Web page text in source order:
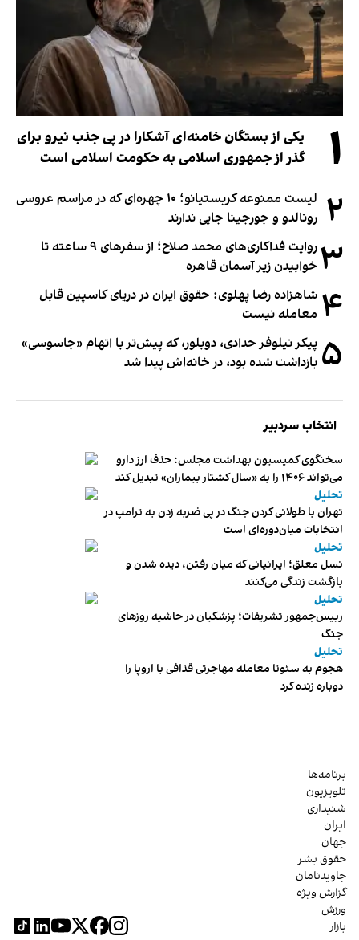
۱
یکی از بستگان خامنه‌ای آشکارا در پی جذب نیرو برای
گذر از جمهوری اسلامی به حکومت اسلامی است
۲
لیست ممنوعه کریستیانو؛ ۱۰ چهره‌ای که در مراسم عروسی
رونالدو و جورجینا جایی ندارند
۳
روایت فداکاری‌های محمد صلاح؛ از سفرهای ۹ ساعته تا
خوابیدن زیر آسمان قاهره
۴ شاهزاده رضا پهلوی: حقوق ایران در دریای کاسپین قابل
معامله نیست
۵ پیکر نیلوفر حدادی، دوبلور، که پیش‌تر با اتهام «جاسوسی»
بازداشت شده بود، در خانه‌اش پیدا شد
انتخاب سردبیر
سخنگوی کمیسیون بهداشت مجلس: حذف ارز دارو
می‌تواند ۱۴۰۶ را به «سال کشتار بیماران» تبدیل کند
تحلیل
تهران با طولانی کردن جنگ در پی ضربه زدن به ترامپ در
انتخابات میان‌دوره‌ای است
تحلیل
نسل معلق؛ ایرانیانی که میان رفتن، دیده شدن و
بازگشت زندگی می‌کنند
تحلیل
رییس‌جمهور تشریفات؛ پزشکیان در حاشیه روزهای
جنگ
تحلیل
هجوم به سئوتا معامله مهاجرتی قذافی با اروپا را
دوباره زنده کرد
برنامه‌ها
تلویزیون
شنیداری
ایران
جهان
حقوق بشر
جاویدنامان
گزارش ویژه
ورزش
بازار